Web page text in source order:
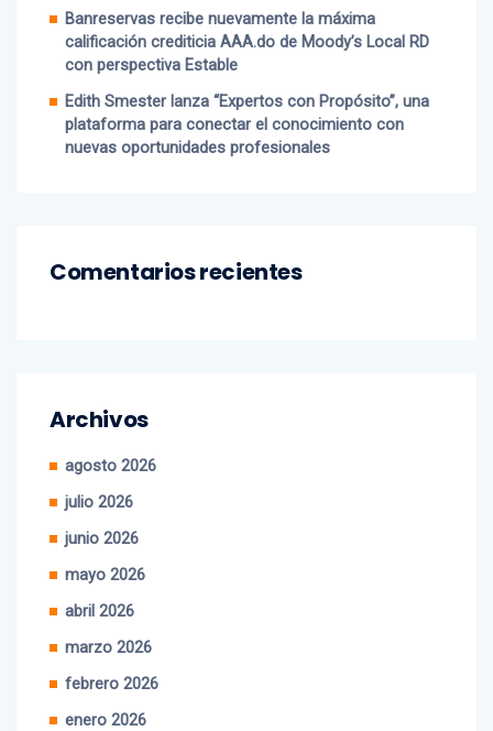
Banreservas recibe nuevamente la máxima
calificación crediticia AAA.do de Moody’s Local RD
con perspectiva Estable
Edith Smester lanza “Expertos con Propósito”, una
plataforma para conectar el conocimiento con
nuevas oportunidades profesionales
Comentarios recientes
Archivos
agosto 2026
julio 2026
junio 2026
mayo 2026
abril 2026
marzo 2026
febrero 2026
enero 2026